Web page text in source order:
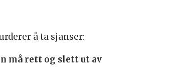
å ta sjanser:
må rett og slett ut av